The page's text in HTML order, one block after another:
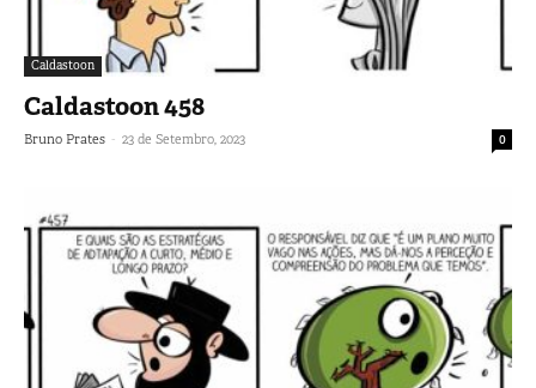
Caldastoon
Caldastoon 458
Bruno Prates - 23 de Setembro, 2023 0